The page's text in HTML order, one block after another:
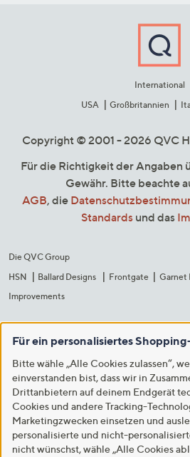
International
USA
Großbritannien
Copyright © 2001 - 2026 QVC
Für die Richtigkeit der Angaben
Gewähr. Bitte beachte
AGB, die
Standards und das
Die QVC Group
HSN
Ballard Designs Frontgate Garnet
Improvements
Für ein personalisiertes
Bitte wähle „Alle Cookies zulassen“,
einverstanden bist, dass wir in
Drittanbietern auf deinem Endgerät
Cookies und andere Tracking-
Marketingzwecken einsetzen und
personalisierte und nicht-
nicht wünschst, wähle „Alle Cookies